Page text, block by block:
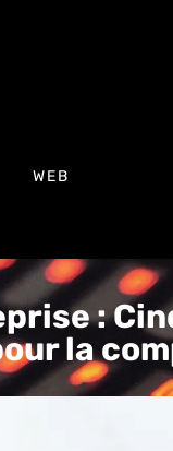
WEB
:
la